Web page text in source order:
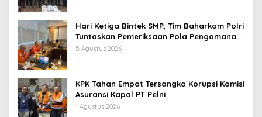
Hari Ketiga Bintek SMP, Tim Baharkam Polri
Tuntaskan Pemeriksaan Pola Pengamanan
Pertamina Patra Niaga Jabar
5 Agustus 2026
KPK Tahan Empat Tersangka Korupsi Komisi
Asuransi Kapal PT Pelni
1 Agustus 2026